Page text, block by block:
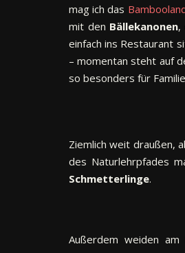
mag ich das
mit den Bällekanonen,
einfach ins Restaurant
– momentan steht auf
so besonders für
Ziemlich weit draußen,
des Naturlehrpfades
Schmetterlinge.
Außerdem weiden